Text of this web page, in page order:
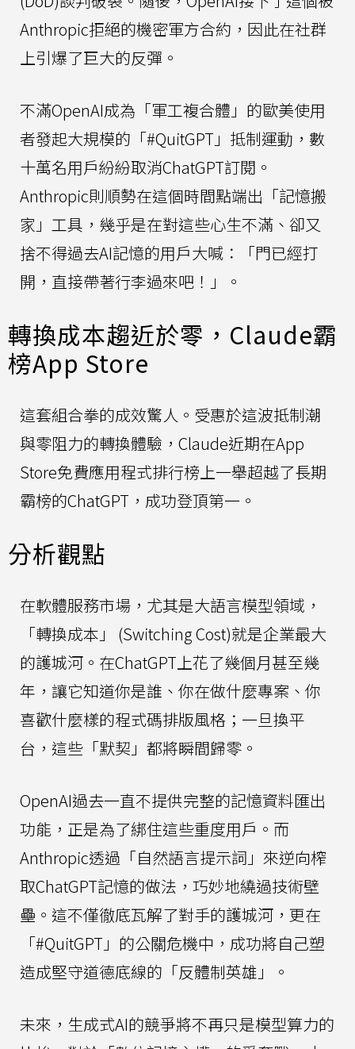
Anthropic拒絕的機密軍方合約，因此在社群
上引爆了巨大的反彈。
不滿OpenAI成為「軍工複合體」的歐美使用
者發起大規模的「#QuitGPT」抵制運動，數
十萬名用戶紛紛取消ChatGPT訂閱。
Anthropic則順勢在這個時間點端出「記憶搬
家」工具，幾乎是在對這些心生不滿、卻又
捨不得過去AI記憶的用戶大喊：「門已經打
開，直接帶著行李過來吧！」。
轉換成本趨近於零，Claude霸
榜App Store
這套組合拳的成效驚人。受惠於這波抵制潮
與零阻力的轉換體驗，Claude近期在App
Store免費應用程式排行榜上一舉超越了長期
霸榜的ChatGPT，成功登頂第一。
分析觀點
在軟體服務市場，尤其是大語言模型領域，
「轉換成本」 (Switching Cost)就是企業最大
的護城河。在ChatGPT上花了幾個月甚至幾
年，讓它知道你是誰、你在做什麼專案、你
喜歡什麼樣的程式碼排版風格；一旦換平
台，這些「默契」都將瞬間歸零。
OpenAI過去一直不提供完整的記憶資料匯出
功能，正是為了綁住這些重度用戶。而
Anthropic透過「自然語言提示詞」來逆向榨
取ChatGPT記憶的做法，巧妙地繞過技術壁
壘。這不僅徹底瓦解了對手的護城河，更在
「#QuitGPT」的公關危機中，成功將自己塑
造成堅守道德底線的「反體制英雄」。
未來，生成式AI的競爭將不再只是模型算力的